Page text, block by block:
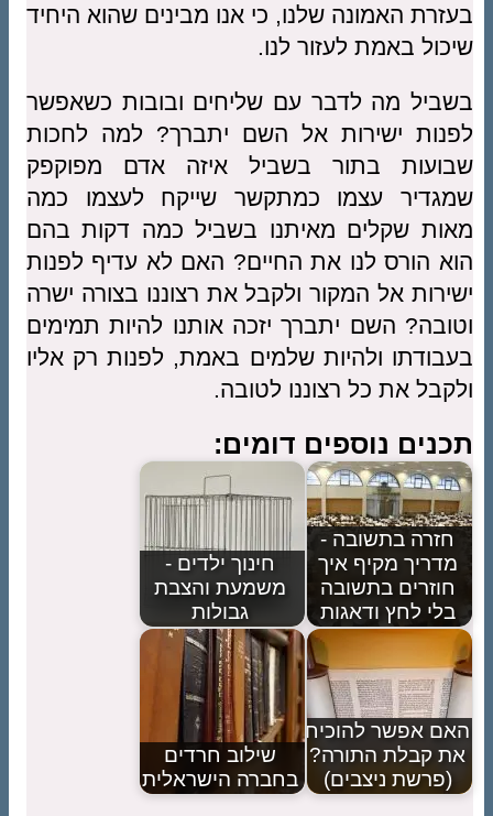
בעזרת האמונה שלנו, כי אנו מבינים שהוא היחיד
שיכול באמת לעזור לנו.
בשביל מה לדבר עם שליחים ובובות כשאפשר
לפנות ישירות אל השם יתברך? למה לחכות
שבועות בתור בשביל איזה אדם מפוקפק
שמגדיר עצמו כמתקשר שייקח לעצמו כמה
מאות שקלים מאיתנו בשביל כמה דקות בהם
הוא הורס לנו את החיים? האם לא עדיף לפנות
ישירות אל המקור ולקבל את רצוננו בצורה ישרה
וטובה? השם יתברך יזכה אותנו להיות תמימים
בעבודתו ולהיות שלמים באמת, לפנות רק אליו
ולקבל את כל רצוננו לטובה.
תכנים נוספים דומים:
חזרה בתשובה -
מדריך מקיף איך
חוזרים בתשובה
בלי לחץ ודאגות
חינוך ילדים -
משמעת והצבת
גבולות
האם אפשר להוכיח
את קבלת התורה?
(פרשת ניצבים)
שילוב חרדים
בחברה הישראלית